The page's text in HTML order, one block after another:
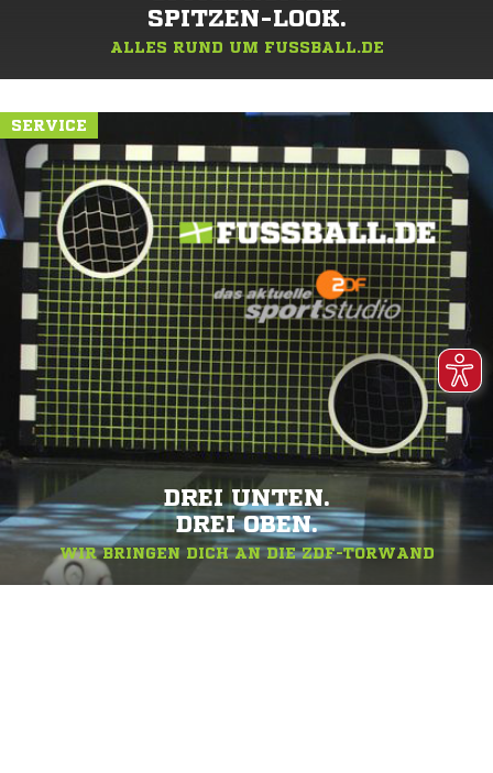
SPITZEN-LOOK.
ALLES RUND UM FUSSBALL.DE
SERVICE
DREI UNTEN.
DREI OBEN.
WIR BRINGEN DICH AN DIE ZDF-TORWAND